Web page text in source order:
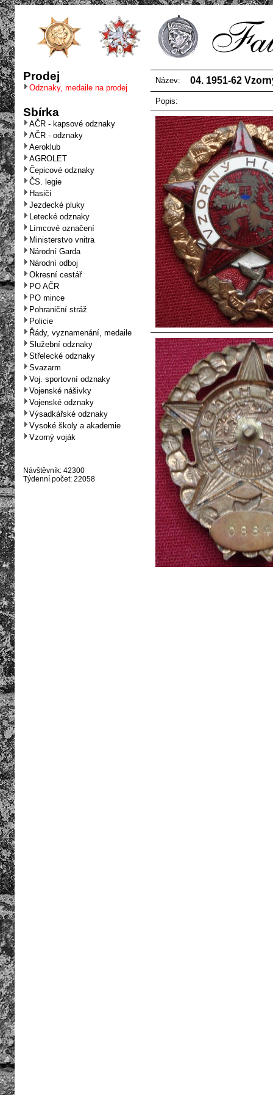
Prodej
Odznaky, medaile na prodej
Sbírka
AČR - kapsové odznaky
AČR - odznaky
Aeroklub
AGROLET
Čepicové odznaky
ČS. legie
Hasiči
Jezdecké pluky
Letecké odznaky
Límcové označení
Ministerstvo vnitra
Národní Garda
Národní odboj
Okresní cestář
PO AČR
PO mince
Pohraniční stráž
Policie
Řády, vyznamenání, medaile
Služební odznaky
Střelecké odznaky
Svazarm
Voj. sportovní odznaky
Vojenské nášivky
Vojenské odznaky
Výsadkářské odznaky
Vysoké školy a akademie
Vzorný voják
Návštěvník: 42300
Týdenní počet: 22058
Název: 04. 1951-62
Popis: